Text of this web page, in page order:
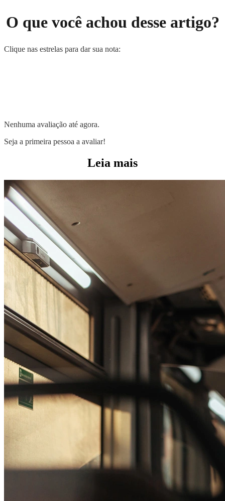
O que você achou desse artigo?
Clique nas estrelas para dar sua nota:
Nenhuma avaliação até agora.
Seja a primeira pessoa a avaliar!
Leia mais
Passo 1/2
Institucional
Compromisso com o Meio Ambiente
Governança Corporativa
Ouvidoria
Política de Privacidade